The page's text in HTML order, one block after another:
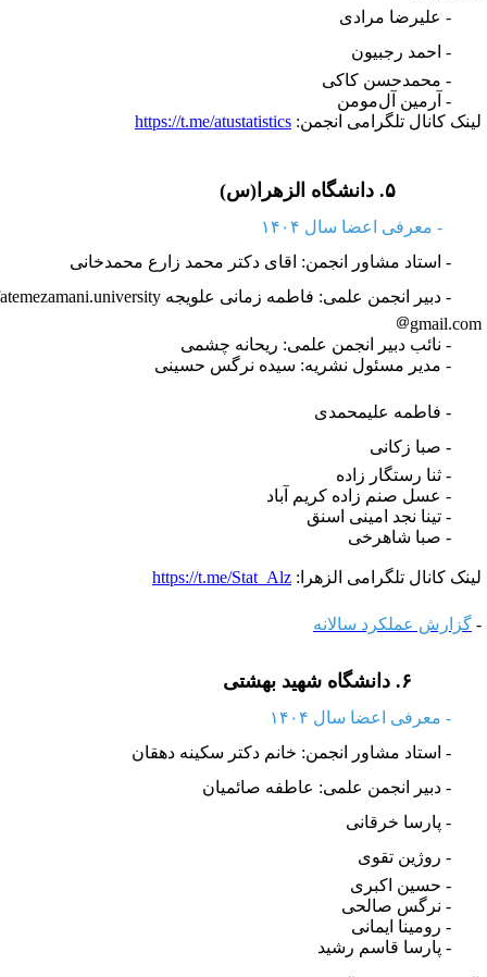
علیرضا مرادی
احمد رجبیون
محمدحسن کاکی
آرمین آل‌مومن
کانال تلگرامی انجمن:https://t.me/atustatistics
دانشگاه الزهرا(س)
معرفی اعضا سال ۱۴۰۴
- استاد مشاور انجمن:اقای دکتر محمد زارع محمدخانی
دبیر انجمن علمی:فاطمه زمانی علویجه fatemezamani.university
نائب دبیر انجمن علمی: ریحانه چشمی
مدیر مسئول نشریه: سیده نرگس حسینی
فاطمه علیمحمدی
صبا زکانی
ثنا رستگار زاده
عسل صنم زاده کریم آباد
تینا نجد امینی اسنق
صبا شاهرخی
کانال تلگرامی الزهرا: https://t.me/Stat_Alz
گزارش عملکرد سالانه
دانشگاه شهید بهشتی
معرفی اعضا سال ۱۴۰۴
- استاد مشاور انجمن:خانم دکتر سکینه دهقان
دبیر انجمن علمی:عاطفه صائمیان
پارسا خرقانی
روژین تقوی
حسین اکبری
نرگس صالحی
رومینا ایمانی
پارسا قاسم رشید